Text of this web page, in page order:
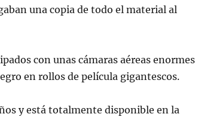
una copia de todo el material al
con unas cámaras aéreas enormes
en rollos de película gigantescos.
y está totalmente disponible en la